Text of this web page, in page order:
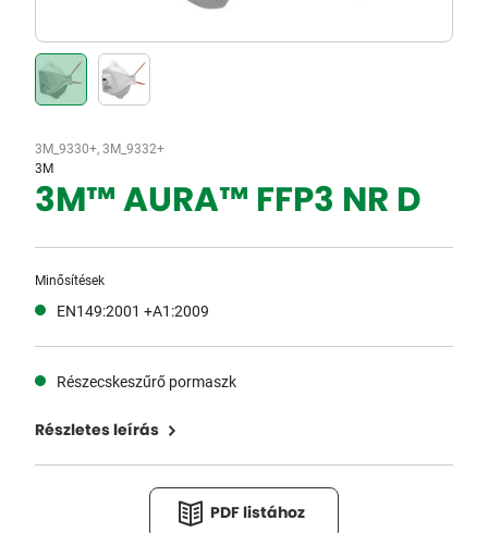
3M_9330+, 3M_9332+
3M
3M™ AURA™ FFP3 NR D
Minősítések
EN149:2001 +A1:2009
Részecskeszűrő pormaszk
Részletes leírás
PDF listához